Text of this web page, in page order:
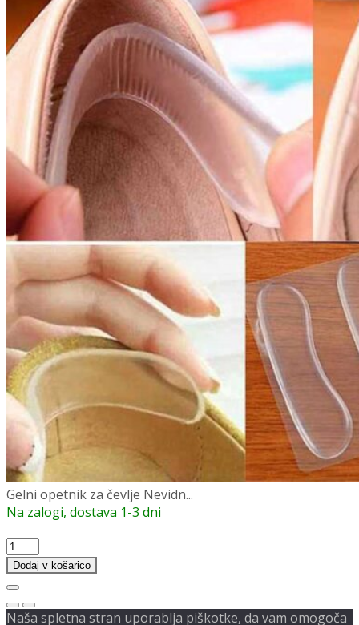
Gelni opetnik za čevlje Nevidn...
Na zalogi, dostava 1-3 dni
Gelni
opetnik
Nevidni
Dodaj v košarico
Naša spletna stran uporablja piškotke, da vam omogoča